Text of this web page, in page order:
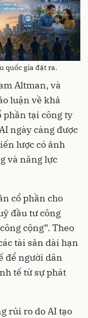
quốc gia đặt ra.
Altman, và
luận về khả
phần tại công ty
ngày càng được
lược có ảnh
và năng lực
cổ phần cho
đầu tư công
cộng”. Theo
tài sản dài hạn
để người dân
tế từ sự phát
rủi ro do AI tạo